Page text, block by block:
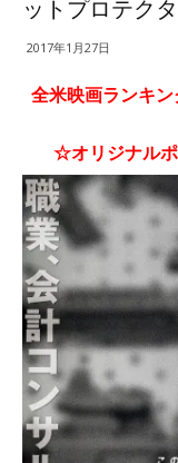
ットプロテク
2017年1月27日
全米映画ランキン
☆オリジナル